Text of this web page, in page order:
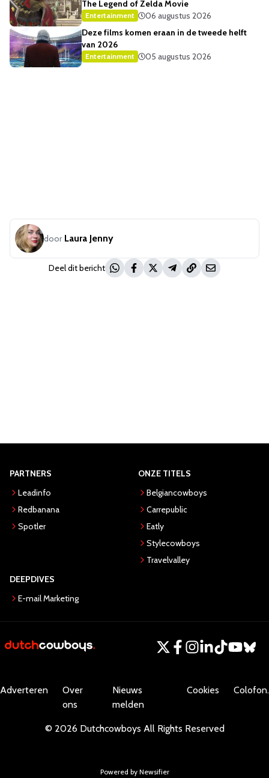
The Legend of Zelda Movie
Entertainment
06 augustus 2026
Deze films komen eraan in de tweede helft
van 2026
Entertainment 05 augustus 2026
door Laura Jenny
Deel dit bericht
PARTNERS
Leadinfo
Redbanana
Spotler
ONZE TITELS
Belgiancowboys
Carrepublic
Eatly
Stylecowboys
Travelvalley
DEEPDIVES
E-mail Marketing
Adverteren
Over
ons
Nieuws
melden
Cookies Colofon.
© 2026 Dutchcowboys All Rights Reserved
Powered by Newsifier